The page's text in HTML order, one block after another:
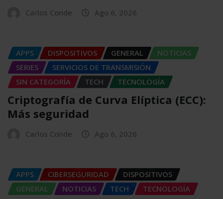
Carlos Conde Ago 6, 2026
APPS DISPOSITIVOS GENERAL
NOTICIAS
SERIES
SERVICIOS DE TRANSMISIÓN
SIN CATEGORÍA
TECH TECNOLOGÍA
Criptografía de Curva Elíptica (ECC):
Más seguridad
Carlos Conde Ago 6, 2026
APPS CIBERSEGURIDAD
DISPOSITIVOS
GENERAL
NOTICIAS TECH TECNOLOGÍA